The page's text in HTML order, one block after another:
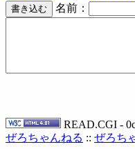
名前：
READ.CGI -
ぜろちゃんねる :: ぜろち